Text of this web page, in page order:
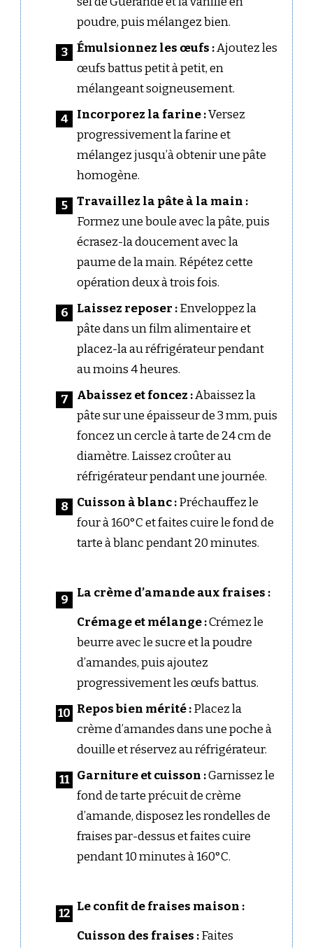
poudre, puis mélangez bien.
Émulsionnez les œufs :Ajoutez les
œufs battus petit à petit, en
mélangeant soigneusement.
Incorporez la farine :Versez
progressivement la farine et
mélangez jusqu’à obtenir une pâte
homogène.
Travaillez la pâte à la main :
Formez une boule avec la pâte, puis
écrasez-la doucement avec la
paume de la main. Répétez cette
opération deux à trois fois.
Laissez reposer :Enveloppez la
pâte dans un film alimentaire et
placez-la au réfrigérateur pendant
au moins 4 heures.
Abaissez et foncez :Abaissez la
pâte sur une épaisseur de 3 mm, puis
foncez un cercle à tarte de 24 cm de
diamètre. Laissez croûter au
réfrigérateur pendant une journée.
Cuisson à blanc :Préchauffez le
four à 160°C et faites cuire le fond de
tarte à blanc pendant 20 minutes.
La crème d’amande aux fraises :
Crémage et mélange :Crémez le
beurre avec le sucre et la poudre
d’amandes, puis ajoutez
progressivement les œufs battus.
Repos bien mérité :Placez la
crème d’amandes dans une poche à
douille et réservez au réfrigérateur.
Garniture et cuisson :Garnissez le
fond de tarte précuit de crème
d’amande, disposez les rondelles de
fraises par-dessus et faites cuire
pendant 10 minutes à 160°C.
Le confit de fraises maison :
Cuisson des fraises :Faites